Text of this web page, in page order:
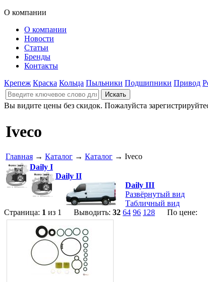
О компании
О компании
Новости
Статьи
Бренды
Контакты
Крепеж Краска Кольца Пыльники Подшипники Привод
Вы видите цены без скидок. Пожалуйста
Iveco
Главная → Каталог → Каталог → Iveco
Daily I
Daily II
Daily III
Развёрнутый вид
Табличный вид
Страница: 1 из 1 Выводить: 32 64 96 128 По цене: